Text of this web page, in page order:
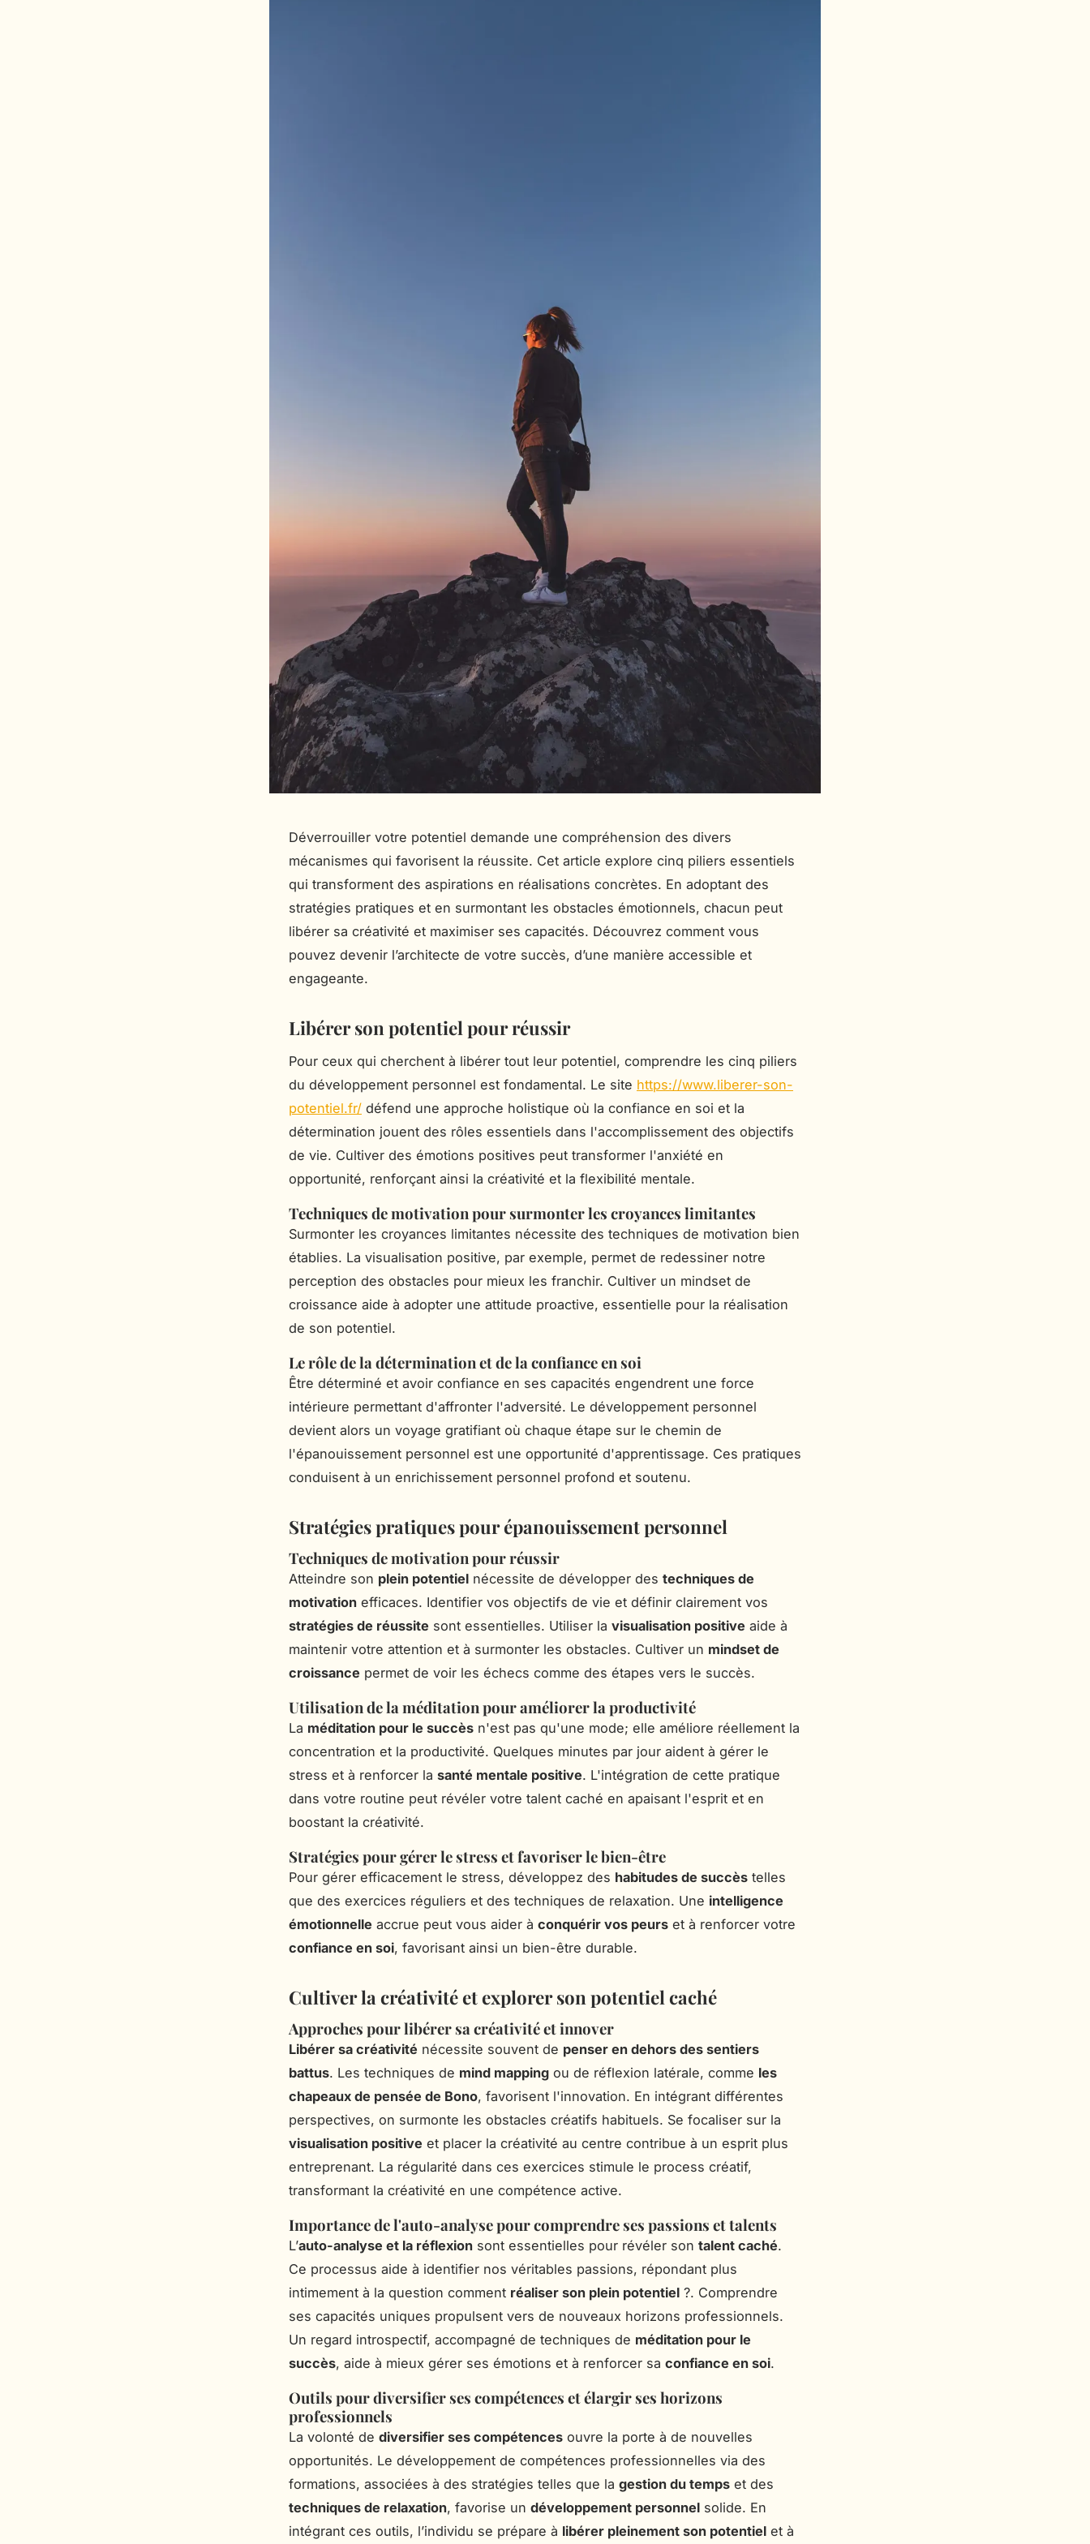
Déverrouiller votre potentiel demande une compréhension des divers
mécanismes qui favorisent la réussite. Cet article explore cinq piliers essentiels
qui transforment des aspirations en réalisations concrètes. En adoptant des
stratégies pratiques et en surmontant les obstacles émotionnels, chacun peut
libérer sa créativité et maximiser ses capacités. Découvrez comment vous
pouvez devenir l’architecte de votre succès, d’une manière accessible et
engageante.
Libérer son potentiel pour réussir
Pour ceux qui cherchent à libérer tout leur potentiel, comprendre les cinq piliers
du développement personnel est fondamental. Le site https://www.liberer-son-
potentiel.fr/ défend une approche holistique où la confiance en soi et la
détermination jouent des rôles essentiels dans l'accomplissement des objectifs
de vie. Cultiver des émotions positives peut transformer l'anxiété en
opportunité, renforçant ainsi la créativité et la flexibilité mentale.
Techniques de motivation pour surmonter les croyances limitantes
Surmonter les croyances limitantes nécessite des techniques de motivation bien
établies. La visualisation positive, par exemple, permet de redessiner notre
perception des obstacles pour mieux les franchir. Cultiver un mindset de
croissance aide à adopter une attitude proactive, essentielle pour la réalisation
de son potentiel.
Le rôle de la détermination et de la confiance en soi
Être déterminé et avoir confiance en ses capacités engendrent une force
intérieure permettant d'affronter l'adversité. Le développement personnel
devient alors un voyage gratifiant où chaque étape sur le chemin de
l'épanouissement personnel est une opportunité d'apprentissage. Ces pratiques
conduisent à un enrichissement personnel profond et soutenu.
Stratégies pratiques pour épanouissement personnel
Techniques de motivation pour réussir
Atteindre son plein potentiel nécessite de développer des techniques de
motivation efficaces. Identifier vos objectifs de vie et définir clairement vos
stratégies de réussite sont essentielles. Utiliser la visualisation positive aide à
maintenir votre attention et à surmonter les obstacles. Cultiver un mindset de
croissance permet de voir les échecs comme des étapes vers le succès.
Utilisation de la méditation pour améliorer la productivité
La méditation pour le succès n'est pas qu'une mode; elle améliore réellement la
concentration et la productivité. Quelques minutes par jour aident à gérer le
stress et à renforcer la santé mentale positive. L'intégration de cette pratique
dans votre routine peut révéler votre talent caché en apaisant l'esprit et en
boostant la créativité.
Stratégies pour gérer le stress et favoriser le bien-être
Pour gérer efficacement le stress, développez des habitudes de succès telles
que des exercices réguliers et des techniques de relaxation. Une intelligence
émotionnelle accrue peut vous aider à conquérir vos peurs et à renforcer votre
confiance en soi, favorisant ainsi un bien-être durable.
Cultiver la créativité et explorer son potentiel caché
Approches pour libérer sa créativité et innover
Libérer sa créativité nécessite souvent de penser en dehors des sentiers
battus. Les techniques de mind mapping ou de réflexion latérale, comme les
chapeaux de pensée de Bono, favorisent l'innovation. En intégrant différentes
perspectives, on surmonte les obstacles créatifs habituels. Se focaliser sur la
visualisation positive et placer la créativité au centre contribue à un esprit plus
entreprenant. La régularité dans ces exercices stimule le process créatif,
transformant la créativité en une compétence active.
Importance de l'auto-analyse pour comprendre ses passions et talents
L’auto-analyse et la réflexion sont essentielles pour révéler son talent caché.
Ce processus aide à identifier nos véritables passions, répondant plus
intimement à la question comment réaliser son plein potentiel ?. Comprendre
ses capacités uniques propulsent vers de nouveaux horizons professionnels.
Un regard introspectif, accompagné de techniques de méditation pour le
succès, aide à mieux gérer ses émotions et à renforcer sa confiance en soi.
Outils pour diversifier ses compétences et élargir ses horizons
professionnels
La volonté de diversifier ses compétences ouvre la porte à de nouvelles
opportunités. Le développement de compétences professionnelles via des
formations, associées à des stratégies telles que la gestion du temps et des
techniques de relaxation, favorise un développement personnel solide. En
intégrant ces outils, l’individu se prépare à libérer pleinement son potentiel et à